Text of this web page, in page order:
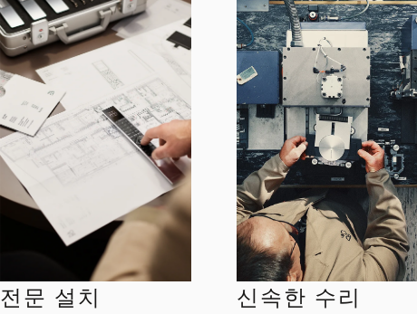
전문 설치 신속한 수리